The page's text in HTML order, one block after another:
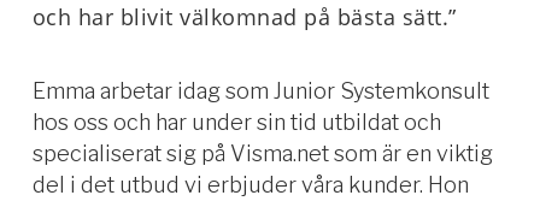
och har blivit välkomnad på bästa sätt.”
Emma arbetar idag som Junior Systemkonsult
hos oss och har under sin tid utbildat och
specialiserat sig på Visma.net som är en viktig
del i det utbud vi erbjuder våra kunder. Hon